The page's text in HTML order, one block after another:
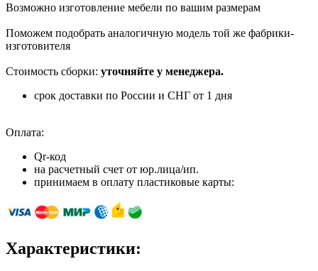
Возможно изготовление мебели по вашим размерам
Поможем подобрать аналогичную модель той же фабрики-
изготовителя
Стоимость сборки: уточняйте у менеджера.
срок доставки по России и СНГ от 1 дня
Оплата:
Qr-код
на расчетный счет от юр.лица/ип.
принимаем в оплату пластиковые карты:
Характеристики: